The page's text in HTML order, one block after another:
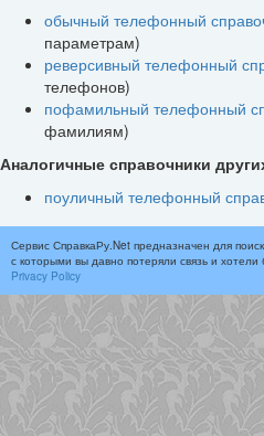
обычный телефонный
параметрам)
реверсивный телефонный
телефонов)
пофамильный телефонный
фамилиям)
Аналогичные справочники
поуличный телефонный
Сервис СправкаРу.Net предназначен для
с которыми вы давно потеряли связь и хотели
Privacy Policy